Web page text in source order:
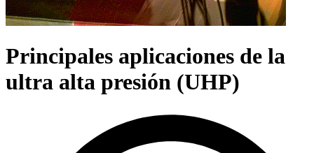
Principales aplicaciones de la
ultra alta presión (UHP)